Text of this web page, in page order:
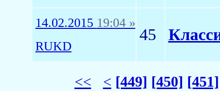
14.02.2015 19:04 »
RUKD
45
<< < [449] [450] [451]